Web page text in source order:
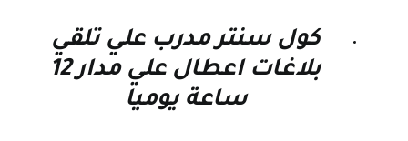
كول سنتر مدرب علي تلقي
بلاغات اعطال علي مدار 12
ساعة يوميا